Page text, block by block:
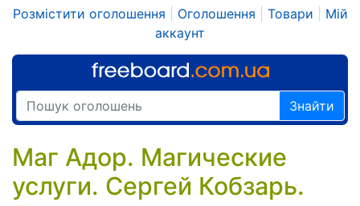
Розмістити оголошення Оголошення Товари
Мій
аккаунт
Знайти
Маг Адор. Магические
услуги. Сергей Кобзарь.